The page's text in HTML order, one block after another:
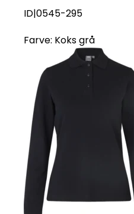
ID|0545-295
Farve: Koks grå